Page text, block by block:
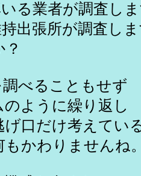
る業者が調査し
出張所が調査し
べることもせず
ように繰り返し
げ口だけ考えてい
もかわりませんね